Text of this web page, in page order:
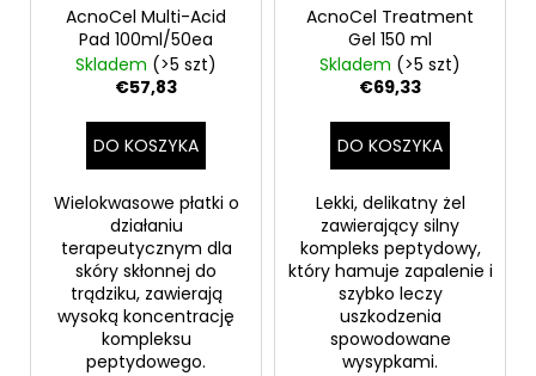
AcnoCel Multi-Acid
Pad 100ml/50ea
Skladem (>5 szt)
€57,83
DO KOSZYKA
Wielokwasowe płatki o
działaniu
terapeutycznym dla
skóry skłonnej do
trądziku, zawierają
wysoką koncentrację
kompleksu
peptydowego.
AcnoCel Treatment
Gel 150 ml
Skladem (>5 szt)
€69,33
DO KOSZYKA
Lekki, delikatny żel
zawierający silny
kompleks peptydowy,
który hamuje zapalenie i
szybko leczy
uszkodzenia
spowodowane
wysypkami.